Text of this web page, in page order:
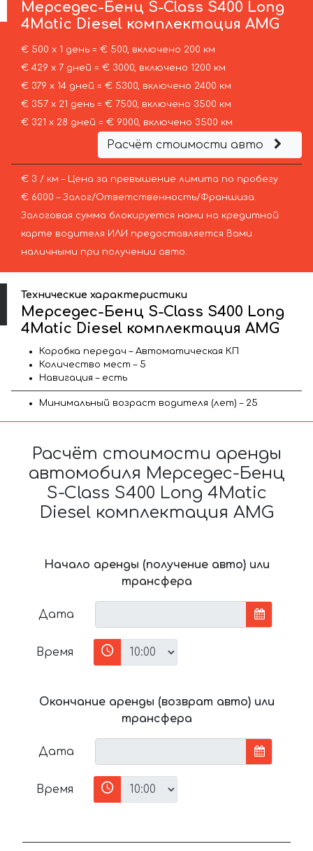
Мерседес-Бенц S-Class S400 Long
4Matic Diesel комплектация AMG
€ 500 х 1 день = € 500, включено 200 км
€ 429 х 7 дней = € 3000, включено 1200 км
€ 379 х 14 дней = € 5300, включено 2400 км
€ 357 х 21 день = € 7500, включено 3500 км
€ 321 х 28 дней = € 9000, включено 3500 км
Расчёт стоимости авто
€ 3 / км – Цена за превышение лимита по пробегу
€ 6000 – Залог/Ответственность/Франшиза.
Залоговая сумма блокируется нами на кредитной
карте водителя ИЛИ предоставляется Вами
наличными при получении авто.
Технические характеристики
Мерседес-Бенц S-Class S400 Long
4Matic Diesel комплектация AMG
Коробка передач – Автоматическая КП
Количество мест – 5
Навигация – есть
Минимальный возраст водителя (лет) – 25
Расчёт стоимости аренды
автомобиля Мерседес-Бенц
S-Class S400 Long 4Matic
Diesel комплектация AMG
Начало аренды (получение авто) или
трансфера
Дата
Время
Окончание аренды (возврат авто) или
трансфера
Дата
Время